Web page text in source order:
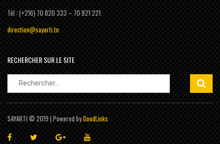
Tél : (+216) 70 820 333 – 70 821 221
direction@sayarti.tn
RECHERCHER SUR LE SITE
Rechercher :
SAYARTI © 2019 | Powered byGoodLinks